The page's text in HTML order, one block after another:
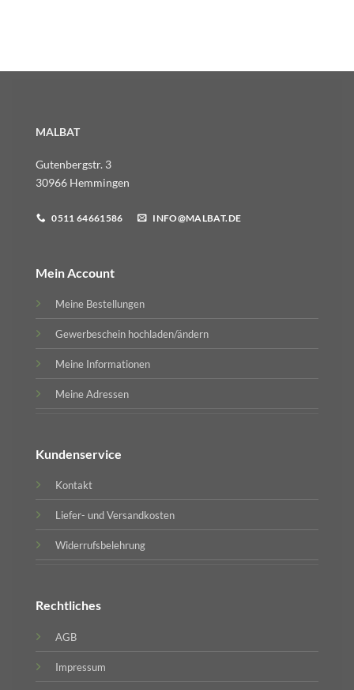
MALBAT
Gutenbergstr. 3
30966 Hemmingen
0511 64661586 INFO@MALBAT.DE
Mein Account
Meine Bestellungen
Gewerbeschein hochladen/ändern
Meine Informationen
Meine Adressen
Kundenservice
Kontakt
Liefer- und Versandkosten
Widerrufsbelehrung
Rechtliches
AGB
Impressum